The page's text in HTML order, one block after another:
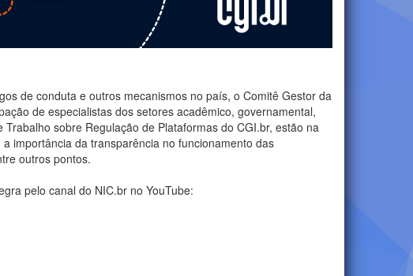
de conduta e outros mecanismos no país, o Comitê Gestor da
de especialistas dos setores acadêmico, governamental,
sobre Regulação de Plataformas do CGI.br, estão na
importância da transparência no funcionamento das
outros pontos.
pelo canal do NIC.br no YouTube: